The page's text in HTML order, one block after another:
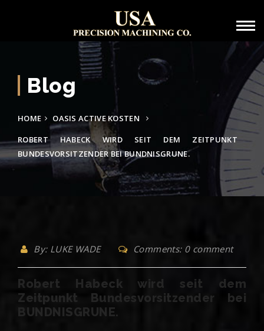
Blog
HOME
OASIS ACTIVE KOSTEN
ROBERT HABECK WIRD SEIT DEM ZEITPUNKT
BUNDESVORSITZENDER BEI BUNDNISGRUNE.
By: LUKE WADE Comments: 0 comment
Robert Habeck wird seit dem
Zeitpunkt Bundesvorsitzender bei
BUNDNISGRUNE.